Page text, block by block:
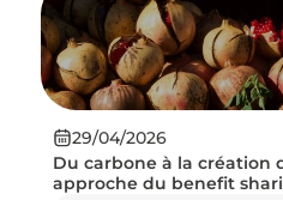
Du carbone à la création
approche du benefit
29/04/2026